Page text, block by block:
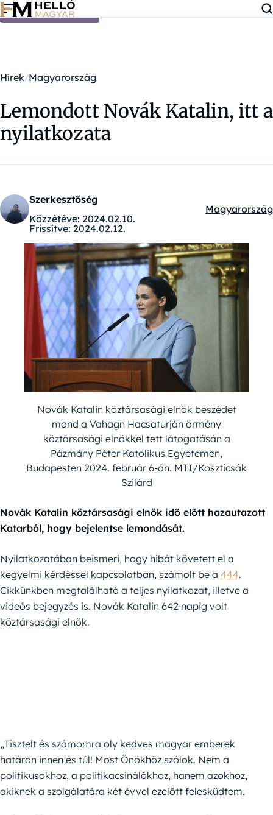
Ugrás a tartalomra
Hírek Magyarország
Lemondott Novák Katalin, itt a
nyilatkozata
Szerkesztőség
Közzétéve: 2024.02.10.
Frissítve: 2024.02.12.
Kategóriák:
Magyarország
Novák Katalin köztársasági elnök beszédet
mond a Vahagn Hacsaturján örmény
köztársasági elnökkel tett látogatásán a
Pázmány Péter Katolikus Egyetemen,
Budapesten 2024. február 6-án. MTI/Koszticsák
Szilárd
Novák Katalin köztársasági elnök idő előtt hazautazott
Katarból, hogy bejelentse lemondását.
Nyilatkozatában beismeri, hogy hibát követett el a
kegyelmi kérdéssel kapcsolatban, számolt be a 444.
Cikkünkben megtalálható a teljes nyilatkozat, illetve a
videós bejegyzés is. Novák Katalin 642 napig volt
köztársasági elnök.
„Tisztelt és számomra oly kedves magyar emberek
határon innen és túl! Most Önökhöz szólok. Nem a
politikusokhoz, a politikacsinálókhoz, hanem azokhoz,
akiknek a szolgálatára két évvel ezelőtt felesküdtem.